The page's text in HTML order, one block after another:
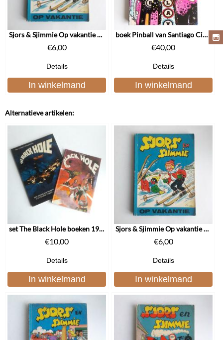
Sjors & Sjimmie Op vakantie 1957
€6,00
Details
In winkelmand
boek Pinball van Santiago Ciuffo
€40,00
Details
In winkelmand
Alternatieve artikelen:
set The Black Hole boeken 1980
€10,00
Details
In winkelmand
Sjors & Sjimmie Op vakantie 1957
€6,00
Details
In winkelmand